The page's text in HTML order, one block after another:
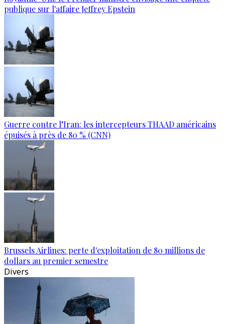
publique sur l'affaire Jeffrey Epstein
Guerre contre l’Iran: les intercepteurs THAAD américains
épuisés à près de 80 % (CNN)
Brussels Airlines: perte d'exploitation de 80 millions de
dollars au premier semestre
Divers